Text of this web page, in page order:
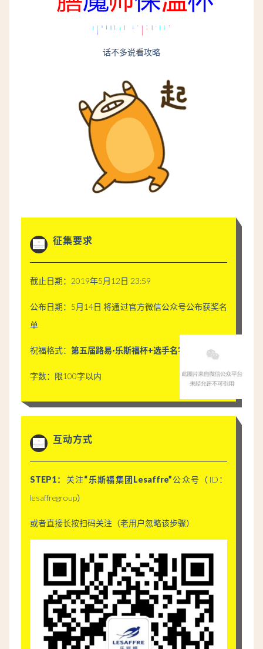
话不多说看攻略
征集要求
截止日期：2019年5月12日 23:59
公布日期： 5月14日 将通过官方微信公众号公布获奖名
单
祝福格式： 第五届路易·乐斯福杯+选手名字+祝福语
字数：限100字以内
互动方式
STEP1： 关注“乐斯福集团Lesaffre”公众号（ID：
lesaffregroup）
或者直接长按扫码关注（老用户忽略该步骤）